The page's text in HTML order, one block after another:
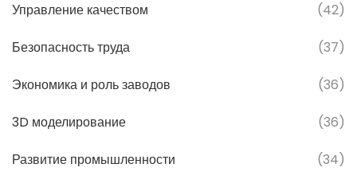
Управление качеством (42)
Безопасность труда (37)
Экономика и роль заводов (36)
3D моделирование (36)
Развитие промышленности (34)